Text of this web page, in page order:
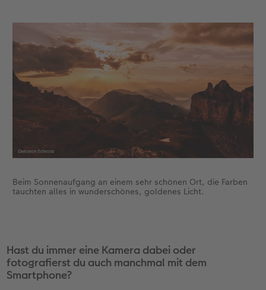
Beim Sonnenaufgang an einem sehr schönen Ort, die Farben
tauchten alles in wunderschönes, goldenes Licht.
Hast du immer eine Kamera dabei oder
fotografierst du auch manchmal mit dem
Smartphone?